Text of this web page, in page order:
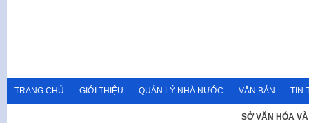
TRANG CHỦ GIỚI THIỆU QUẢN LÝ NHÀ NƯỚC VĂN BẢN TIN
SỞ VĂN HÓA